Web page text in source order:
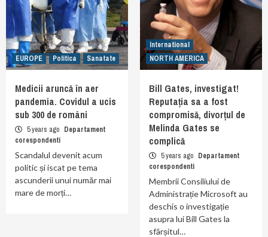
EUROPE Politica Sanatate
Medicii aruncă în aer
pandemia. Covidul a ucis
sub 300 de români
5 years ago Departament
corespondenti
Scandalul devenit acum
politic și iscat pe tema
ascunderii unui număr mai
mare de morți…
International
NORTH AMERICA
Bill Gates, investigat!
Reputația sa a fost
compromisă, divorțul de
Melinda Gates se
complică
5 years ago Departament
corespondenti
Membrii Consiliului de
Administrație Microsoft au
deschis o investigație
asupra lui Bill Gates la
sfârșitul…